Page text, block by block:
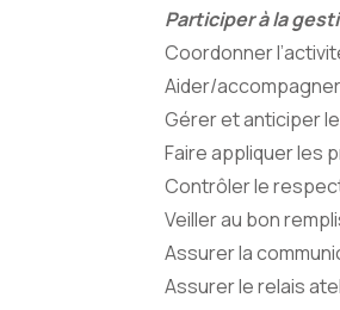
Participer à la
Coordonner
Aider/
Gérer et anticiper
Faire appliquer les
Contrôler le
Veiller au bon
Assurer la
Assurer le relais